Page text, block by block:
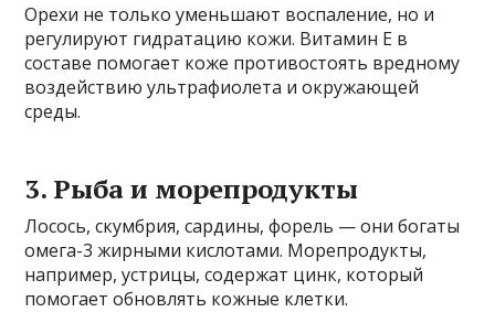
Орехи не только уменьшают воспаление, но и
регулируют гидратацию кожи. Витамин Е в
составе помогает коже противостоять вредному
воздействию ультрафиолета и окружающей
среды.
3. Рыба и морепродукты
Лосось, скумбрия, сардины, форель — они богаты
омега-3 жирными кислотами. Морепродукты,
например, устрицы, содержат цинк, который
помогает обновлять кожные клетки.